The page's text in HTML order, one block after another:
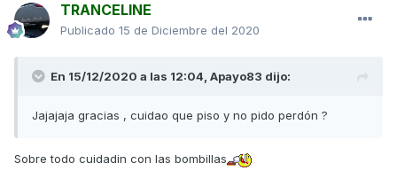
TRANCELINE
Publicado 15 de Diciembre del 2020
En 15/12/2020 a las 12:04, Apayo83 dijo:
Jajajaja gracias , cuidao que piso y no pido perdón ?
Sobre todo cuidadin con las bombillas